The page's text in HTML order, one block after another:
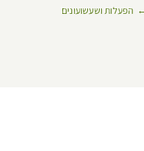
הפעלות ושעשועונים